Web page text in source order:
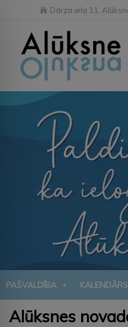
Dārza iela 11,
PAŠVALDĪBA KALENDĀRS
Alūksnes